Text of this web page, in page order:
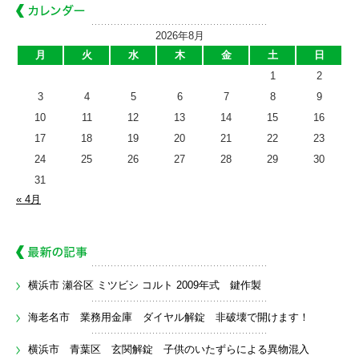
2026年8月
月
火 水 木 金 土
日
1
2
3
4 5 6 7 8
9
10
11 12 13 14 15
16
17
18 19 20 21 22
23
24
25 26 27 28 29
30
31
« 4月
横浜市 瀬谷区 ミツビシ コルト 2009年式 鍵作製
海老名市 業務用金庫 ダイヤル解錠 非破壊で開けます！
横浜市 青葉区 玄関解錠 子供のいたずらによる異物混入